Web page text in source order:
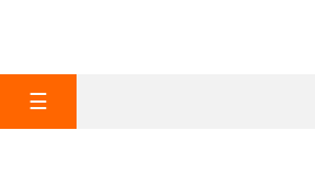
navigazione
☰